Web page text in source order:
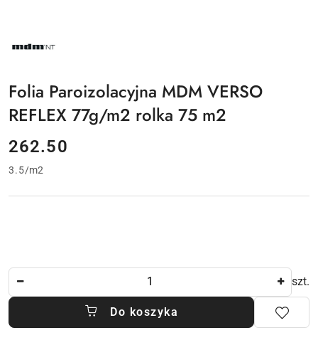
PRODUCENTA:
Folia Paroizolacyjna MDM VERSO
REFLEX 77g/m2 rolka 75 m2
cena:
262.50
3.5/m2
szt.
Do koszyka